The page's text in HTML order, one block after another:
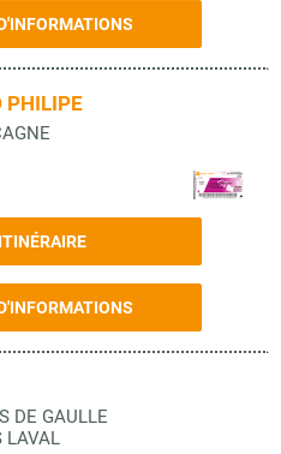
PHILIPE
ITINÉRAIRE
DE GAULLE
LAVAL